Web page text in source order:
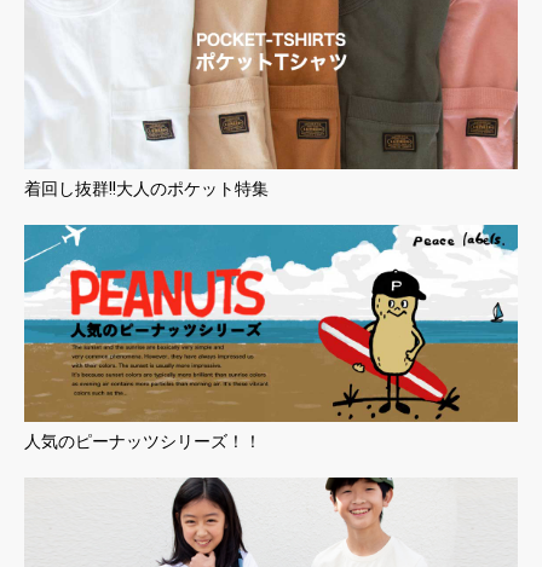
着回し抜群!!大人のポケット特集
人気のピーナッツシリーズ！！